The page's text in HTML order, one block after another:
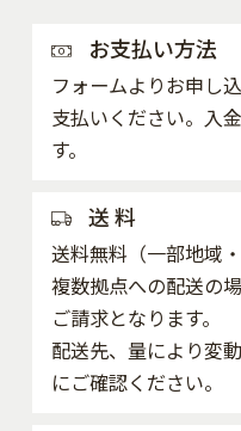
お支払い方法
フォームよりお申し
支払いください。入
す。
送 料
送料無料（一部地域
複数拠点への配送の
ご請求となります。
配送先、量により変
にご確認ください。